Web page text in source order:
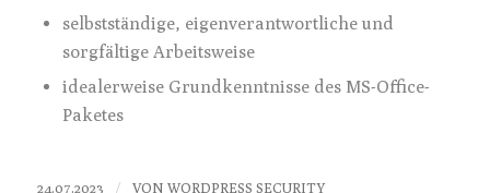
selbstständige, eigenverantwortliche und
sorgfältige Arbeitsweise
idealerweise Grundkenntnisse des MS-Office-
Paketes
24.07.2023 / VON WORDPRESS SECURITY